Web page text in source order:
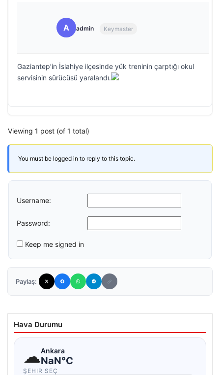
A admin Keymaster
Gaziantep’in İslahiye ilçesinde yük treninin çarptığı okul
servisinin sürücüsü yaralandı.
Viewing 1 post (of 1 total)
You must be logged in to reply to this topic.
Username:
Password:
Keep me signed in
Paylaş:
Hava Durumu
☁Ankara
NaN°C
ŞEHIR SEÇ